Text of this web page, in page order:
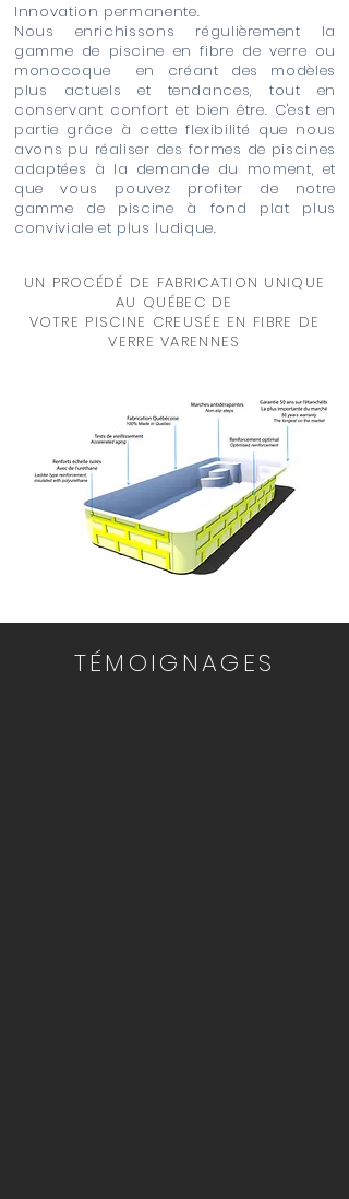
Innovation permanente.
Nous enrichissons régulièrement la
gamme de piscine en fibre de verre ou
monocoque en créant des modèles
plus actuels et tendances, tout en
conservant confort et bien être. C'est en
partie grâce à cette flexibilité que nous
avons pu réaliser des formes de piscines
adaptées à la demande du moment, et
que vous pouvez profiter de notre
gamme de piscine à fond plat plus
conviviale et plus ludique.
UN PROCÉDÉ DE FABRICATION UNIQUE
AU QUÉBEC DE
VOTRE PISCINE CREUSÉE EN FIBRE DE
VERRE VARENNES
TÉMOIGNAGES